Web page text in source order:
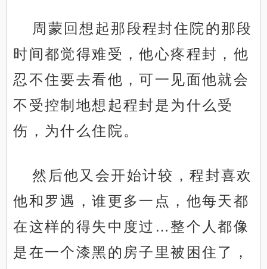
周蒙回想起那段程封住院的那段
时间都觉得难受，他心疼程封，他
忍不住要去看他，可一见面他就会
不受控制地想起程封是为什么受
伤，为什么住院。
然后他又会开始计较，程封喜欢
他和罗遇，谁更多一点，他每天都
在这样的得失中度过…整个人都像
是在一个漆黑的房子里被困住了，